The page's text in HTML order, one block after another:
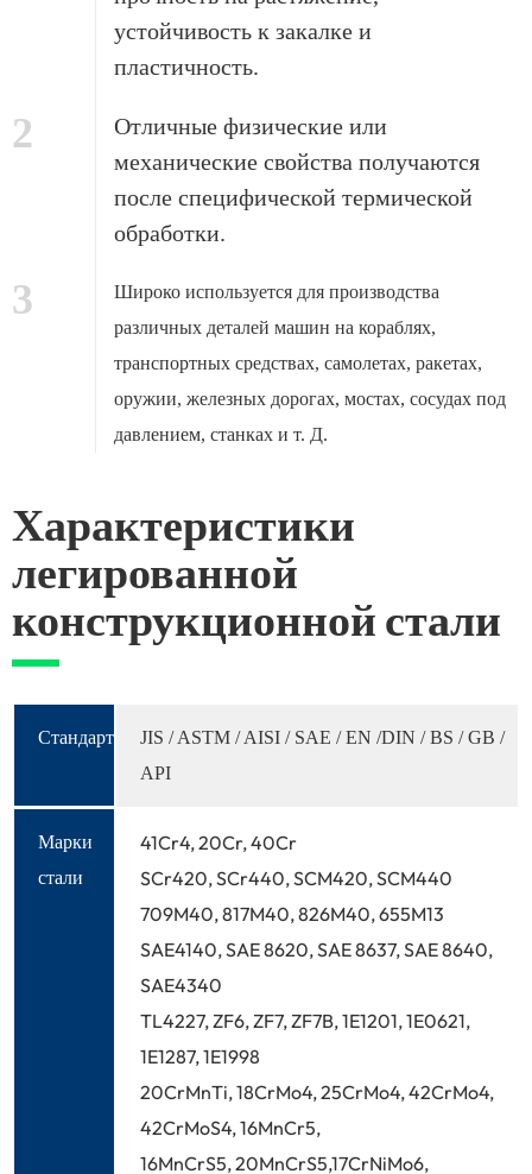
устойчивость к закалке и
пластичность.
2
Отличные физические или
механические свойства получаются
после специфической термической
обработки.
3
Широко используется для производства
различных деталей машин на кораблях,
транспортных средствах, самолетах, ракетах,
оружии, железных дорогах, мостах, сосудах под
давлением, станках и т. Д.
Характеристики
легированной
конструкционной стали
Стандарт
JIS / ASTM / AISI / SAE / EN /DIN / BS / GB /
API
Марки
стали
41Cr4, 20Cr, 40Cr
SCr420, SCr440, SCM420, SCM440
709M40, 817M40, 826M40, 655M13
SAE4140, SAE 8620, SAE 8637, SAE 8640,
SAE4340
TL4227, ZF6, ZF7, ZF7B, 1E1201, 1E0621,
1E1287, 1E1998
20CrMnTi, 18CrMo4, 25CrMo4, 42CrMo4,
42CrMoS4, 16MnCr5,
16MnCrS5, 20MnCrS5,17CrNiMo6,